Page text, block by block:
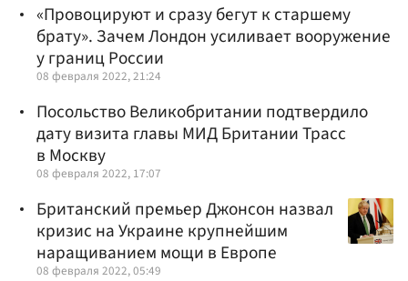
«Провоцируют и сразу бегут к старшему
брату». Зачем Лондон усиливает вооружение
у границ России
08 февраля 2022, 21:24
Посольство Великобритании подтвердило
дату визита главы МИД Британии Трасс
в Москву
08 февраля 2022, 17:07
Британский премьер Джонсон назвал
кризис на Украине крупнейшим
наращиванием мощи в Европе
08 февраля 2022, 05:49